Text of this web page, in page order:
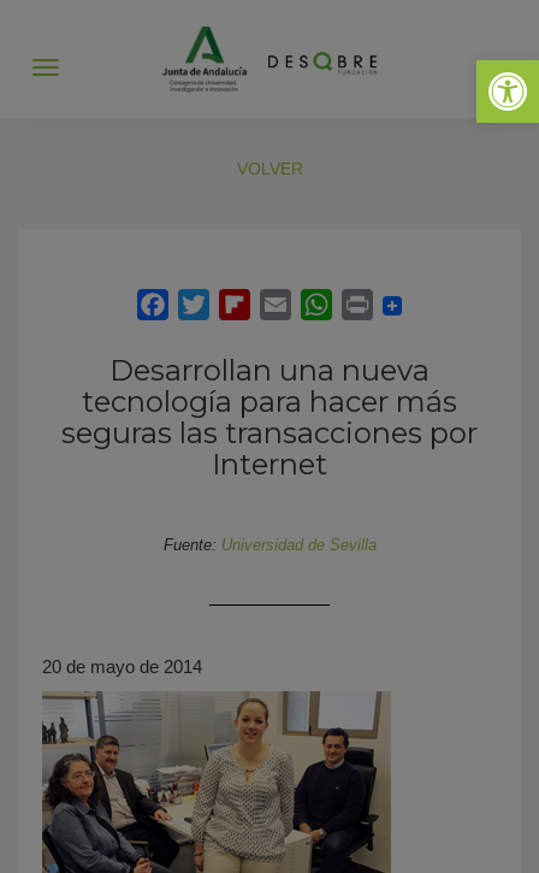
Abrir
Abrir
VOLVER
Desarrollan una nueva
tecnología para hacer más
seguras las transacciones por
Internet
Fuente: Universidad de Sevilla
20 de mayo de 2014